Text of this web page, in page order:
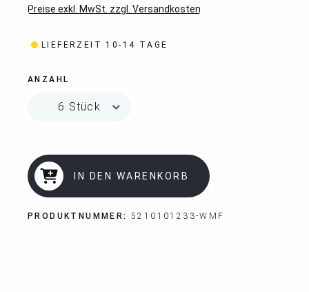
Preise exkl. MwSt. zzgl. Versandkosten
LIEFERZEIT 10-14 TAGE
ANZAHL
IN DEN WARENKORB
PRODUKTNUMMER: 5210101233-WMF